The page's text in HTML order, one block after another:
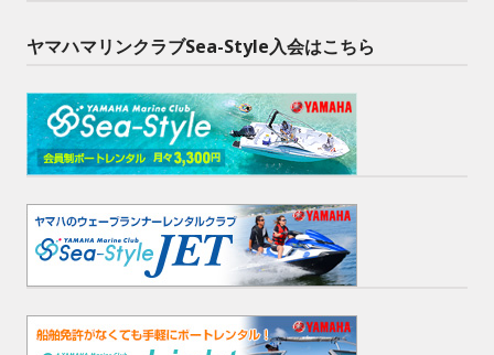
ヤマハマリンクラブSea-Style入会はこちら